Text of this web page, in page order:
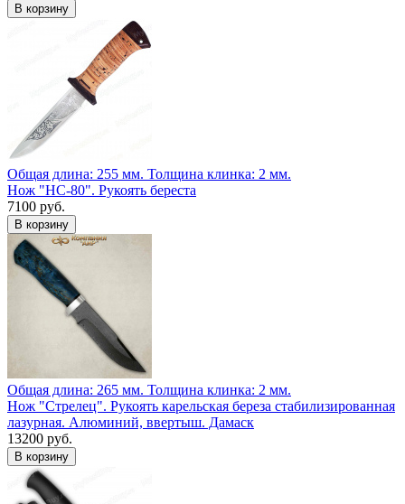
Общая длина: 255 мм. Толщина клинка: 2 мм.
Нож "НС-80". Рукоять береста
7100 руб.
Общая длина: 265 мм. Толщина клинка: 2 мм.
Нож "Стрелец". Рукоять карельская береза стабилизированная
лазурная. Алюминий, ввертыш. Дамаск
13200 руб.